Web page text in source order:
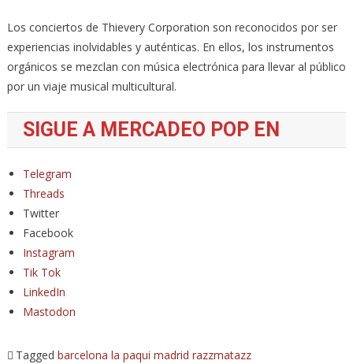
Los conciertos de Thievery Corporation son reconocidos por ser
experiencias inolvidables y auténticas. En ellos, los instrumentos
orgánicos se mezclan con música electrónica para llevar al público
por un viaje musical multicultural.
SIGUE A MERCADEO POP EN
Telegram
Threads
Twitter
Facebook
Instagram
Tik Tok
LinkedIn
Mastodon
Tagged barcelona la paqui madrid razzmatazz